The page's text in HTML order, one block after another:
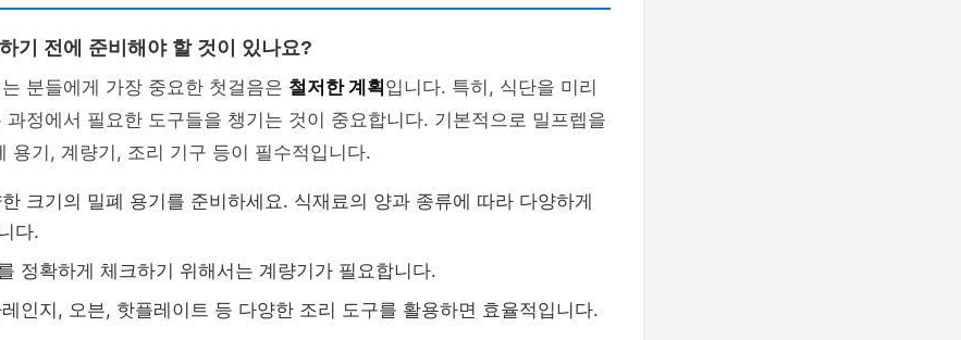
기 전에 준비해야 할 것이 있나요?
분들에게 가장 중요한 첫걸음은 철저한 계획 입니다. 특히, 식단을 미리
과정에서 필요한 도구들을 챙기는 것이 중요합니다. 기본적으로 밀프렙을
용기, 계량기, 조리 기구 등이 필수적입니다.
크기의 밀폐 용기를 준비하세요. 식재료의 양과 종류에 따라 다양하게
다.
정확하게 체크하기 위해서는 계량기가 필요합니다.
인지, 오븐, 핫플레이트 등 다양한 조리 도구를 활용하면 효율적입니다.